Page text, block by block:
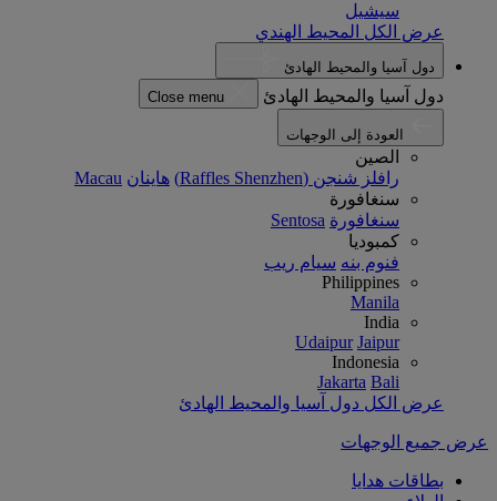
سيشيل
عرض الكل المحيط الهندي
دول آسيا والمحيط الهادئ
دول آسيا والمحيط الهادئ Close menu
الصين
رافلز شنجن (Raffles Shenzhen)
هاينان Macau
سنغافورة
سنغافورة Sentosa
كمبوديا
فنوم بنه سيام ريب
Philippines
Manila
India
Udaipur Jaipur
Indonesia
Jakarta Bali
عرض الكل دول آسيا والمحيط الهادئ
عرض جميع الوجهات
بطاقات هدايا